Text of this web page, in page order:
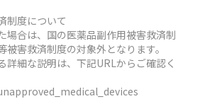
制度について
場合は、国の医薬品副作用被害救済制
害救済制度の対象外となります。
詳細な説明は、下記URLからご確認く